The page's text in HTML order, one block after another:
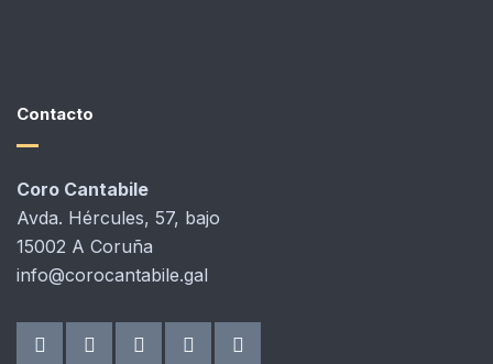
Contacto
Coro Cantabile
Avda. Hércules, 57, bajo
15002 A Coruña
info@corocantabile.gal